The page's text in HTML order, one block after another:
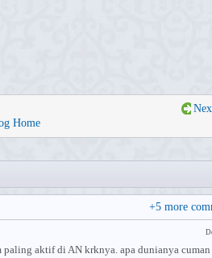
Home
+5 more
paling aktif di AN krknya. apa dunianya